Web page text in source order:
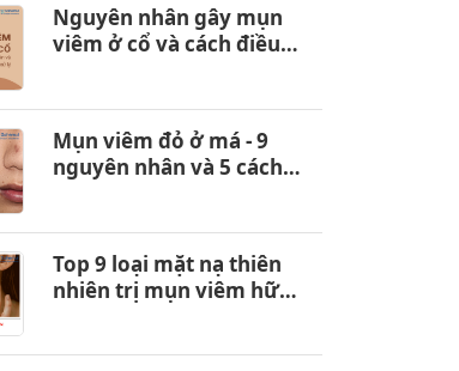
Nguyên nhân gây mụn
viêm ở cổ và cách điều
Mụn viêm đỏ ở má - 9
nguyên nhân và 5 cách
Top 9 loại mặt nạ thiên
nhiên trị mụn viêm hữu